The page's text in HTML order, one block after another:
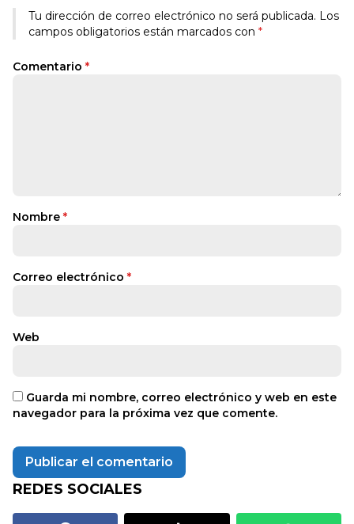
Tu dirección de correo electrónico no será publicada. Los
campos obligatorios están marcados con *
Comentario *
Nombre *
Correo electrónico *
Web
Guarda mi nombre, correo electrónico y web en este
navegador para la próxima vez que comente.
REDES SOCIALES